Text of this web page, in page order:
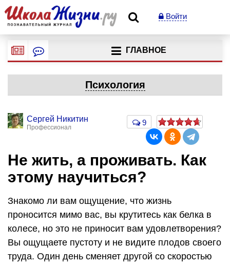
Войти
ГЛАВНОЕ
Психология
Сергей Никитин
Профессионал
9
Не жить, а проживать. Как
этому научиться?
Знакомо ли вам ощущение, что жизнь
проносится мимо вас, вы крутитесь как белка в
колесе, но это не приносит вам удовлетворения?
Вы ощущаете пустоту и не видите плодов своего
труда. Один день сменяет другой со скоростью